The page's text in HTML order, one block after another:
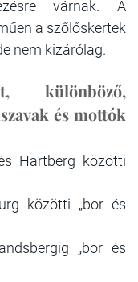
várnak. A
a szőlőskertek
nem kizárólag.
különböző,
és mottók
Hartberg közötti
közötti „bor és
„bor és